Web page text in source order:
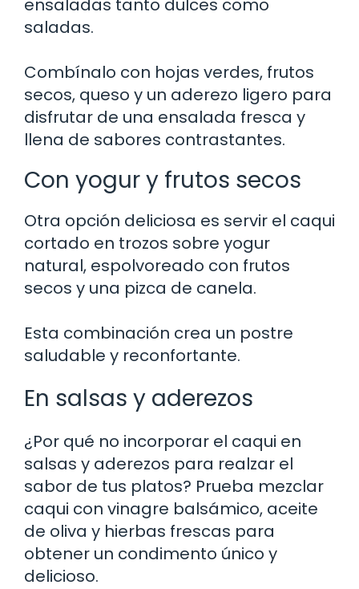
ensaladas tanto dulces como
saladas.
Combínalo con hojas verdes, frutos
secos, queso y un aderezo ligero para
disfrutar de una ensalada fresca y
llena de sabores contrastantes.
Con yogur y frutos secos
Otra opción deliciosa es servir el caqui
cortado en trozos sobre yogur
natural, espolvoreado con frutos
secos y una pizca de canela.
Esta combinación crea un postre
saludable y reconfortante.
En salsas y aderezos
¿Por qué no incorporar el caqui en
salsas y aderezos para realzar el
sabor de tus platos? Prueba mezclar
caqui con vinagre balsámico, aceite
de oliva y hierbas frescas para
obtener un condimento único y
delicioso.